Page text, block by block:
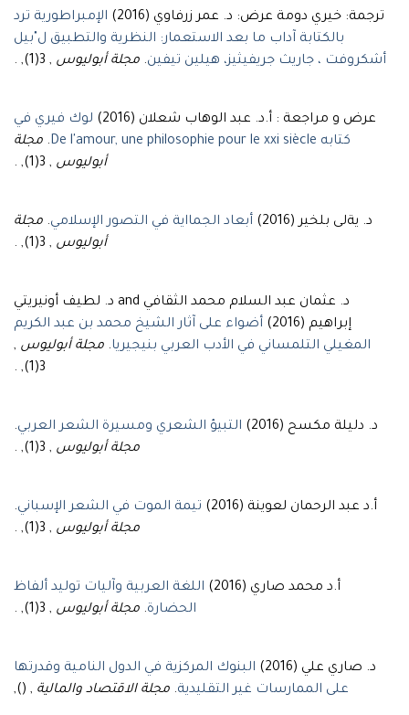
ترجمة: خيري دومة عرض: د. عمر زرفاوي (2016)
الإمبراطورية ترد
بالكتابة آداب ما بعد الاستعمار: النظرية والتطبيق ل"بيل
أشكروفت ، جاريث جريفيثيز، هيلين تيفين. مجلة أبوليوس , 3(1), .
عرض و مراجعة : أ.د. عبد الوهاب شعلان (2016)
لوك فيري في
كتابه De l'amour, une philosophie pour le xxi siècle
. مجلة
أبوليوس , 3(1), .
د. يةلى بلخير (2016) أبعاد الجمااية في التصور الإسلامي. مجلة
أبوليوس , 3(1), .
د. عثمان عبد السلام محمد الثقافي and د. لطيف أونيريتي
إبراهيم (2016)
أضواء على آثار الشيخ محمد بن عبد الكريم
المغيلي التلمساني في الأدب العربي بنيجيريا. مجلة أبوليوس ,
3(1), .
د. دليلة مكسح (2016) التبيؤ الشعري ومسيرة الشعر العربي.
مجلة أبوليوس , 3(1), .
أ.د عبد الرحمان لعوينة (2016) تيمة الموت في الشعر الإسباني.
مجلة أبوليوس , 3(1), .
أ.د محمد صاري (2016)
اللغة العربية وآليات توليد ألفاظ
الحضارة. مجلة أبوليوس , 3(1), .
د. صاري علي (2016)
البنوك المركزية في الدول النامية وقدرتها
على الممارسات غير التقليدية. مجلة الاقتصاد والمالية , (),